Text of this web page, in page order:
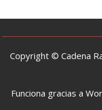
Copyright © Cadena
Funciona gracias a